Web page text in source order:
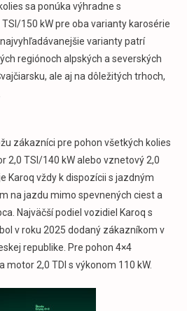
sa ponúka výhradne s
150 kW pre oba varianty karosérie
varianty patrí
regiónoch alpských a severských
ale aj na dôležitých trhoch,
zákazníci pre pohon všetkých kolies
2,0 TSI/140 kW alebo vznetový 2,0
Karoq vždy k dispozícii s jazdným
na jazdu mimo spevnených ciest a
Najväčší podiel vozidiel Karoq s
v roku 2025 dodaný zákazníkom v
republike. Pre pohon 4×4
motor 2,0 TDI s výkonom 110 kW.